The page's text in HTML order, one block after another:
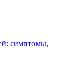
симптомы,